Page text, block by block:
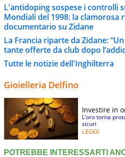
L'antidoping sospese i controlli
Mondiali del 1998: la clamorosa
documentario su Zidane
La Francia riparte da Zidane:
tante offerte da club dopo
Tutte le notizie dell'Inghilterra
Gioielleria Delfino
Investire in
L’oro torna
sicuri
LEGGI